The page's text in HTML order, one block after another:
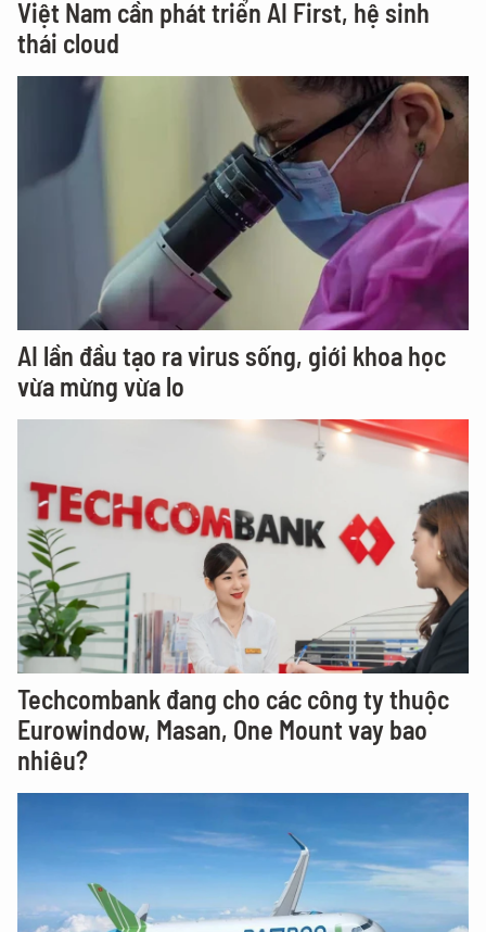
Việt Nam cần phát triển AI First, hệ sinh
thái cloud
AI lần đầu tạo ra virus sống, giới khoa học
vừa mừng vừa lo
Techcombank đang cho các công ty thuộc
Eurowindow, Masan, One Mount vay bao
nhiêu?